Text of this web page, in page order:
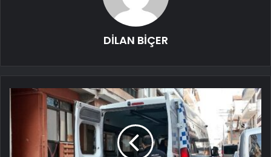
DİLAN BİÇER